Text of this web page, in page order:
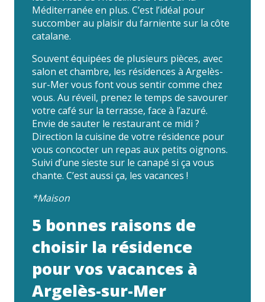
Méditerranée en plus. C’est l’idéal pour
succomber au plaisir du farniente sur la côte
catalane.
Souvent équipées de plusieurs pièces, avec
salon et chambre, les résidences à Argelès-
sur-Mer vous font vous sentir comme chez
vous. Au réveil, prenez le temps de savourer
votre café sur la terrasse, face à l’azuré.
Envie de sauter le restaurant ce midi ?
Direction la cuisine de votre résidence pour
vous concocter un repas aux petits oignons.
Suivi d’une sieste sur le canapé si ça vous
chante. C’est aussi ça, les vacances !
*Maison
5 bonnes raisons de
choisir la résidence
pour vos vacances à
Argelès-sur-Mer